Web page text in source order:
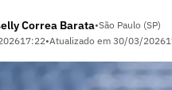
Correa Barata•São Paulo (SP)
17:22•Atualizado em 30/03/2026